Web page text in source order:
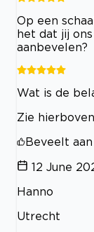
Op een
het dat jij
aanbevelen?
Wat is de
Zie hierboven
Beveelt aan
12 June
Hanno
Utrecht